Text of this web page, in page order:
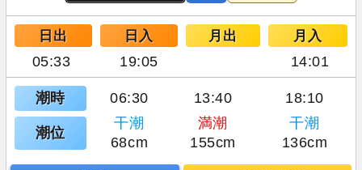
日出 日入 月出 月入
05:33 19:05 14:01
潮時 06:30 13:40 18:10
潮位
干潮 満潮
干潮
68cm
155cm 136cm